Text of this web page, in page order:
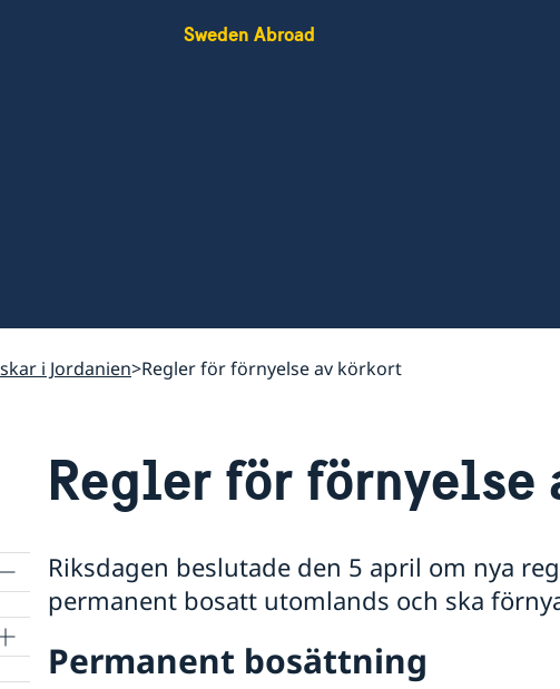
Sweden Abroad
i Jordanien Regler för förnyelse av körkort
Regler för förnyelse
Riksdagen beslutade den 5 april om nya
permanent bosatt utomlands och ska
Permanent bosättning